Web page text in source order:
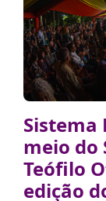
Sistema
meio do
Teófilo
edição